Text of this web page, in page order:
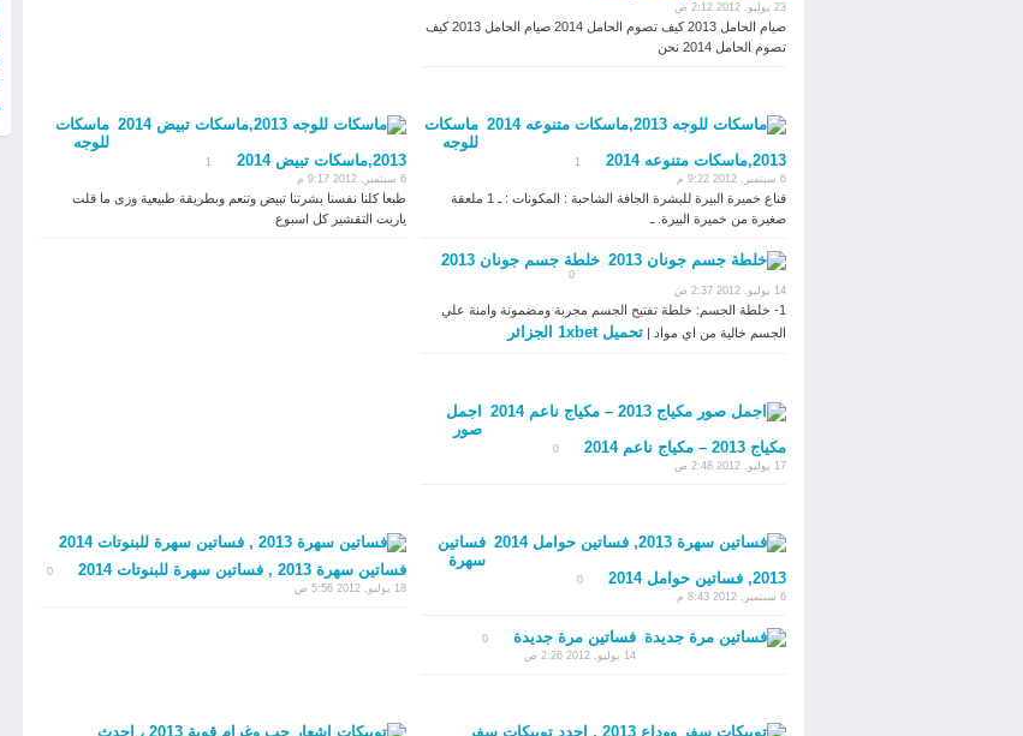
23 يوليو, 2012 2:12 ص
صيام الحامل 2013 كيف تصوم الحامل 2014 صيام الحامل 2013 كيف
تصوم الحامل 2014 نحن
ماسكات
للوجه
2013,ماسكات متنوعه 2014
1
6 سبتمبر, 2012 9:22 م
قناع خميرة البيرة للبشرة الجافة الشاحبة : المكونات : ـ 1 ملعقة
صغيرة من خميرة البيرة. ـ
ماسكات
للوجه
2013,ماسكات تبيض 2014
1
6 سبتمبر, 2012 9:17 م
طبعا كلنا نفسنا بشرتنا تبيض وتنعم وبطريقة طبيعية وزى ما قلت
ياريت التقشير كل اسبوع
خلطة جسم جونان 2013
0
14 يوليو, 2012 2:37 ص
1- خلطة الجسم: خلطة تفتيح الجسم مجربة ومضمونة وامنة علي
الجسم خالية من اي مواد | تحميل 1xbet الجزائر
اجمل
صور
مكياج 2013 – مكياج ناعم 2014
0
17 يوليو, 2012 2:48 ص
فساتين
سهرة
2013, فساتين حوامل 2014
0
6 سبتمبر, 2012 8:43 م
فساتين سهرة 2013 , فساتين سهرة للبنوتات 2014
0
18 يوليو, 2012 5:56 ص
فساتين مرة جديدة
0
14 يوليو, 2012 2:26 ص